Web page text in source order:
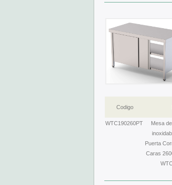
Codigo
WTC190260PT
Mesa
Puerta
Caras